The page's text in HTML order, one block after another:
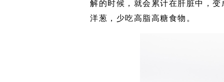
解的时候，就会累计在肝脏中，
洋葱，少吃高脂高糖食物。